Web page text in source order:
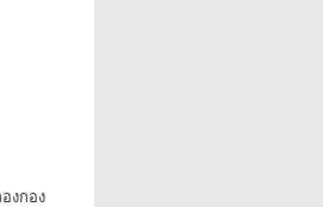
งกอง